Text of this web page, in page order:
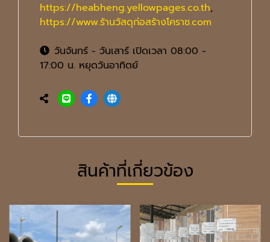
https://heabheng.yellowpages.co.th,
https://www.ร้านวัสดุก่อสร้างโคราช.com
วันจันทร์ - วันเสาร์ เปิดเวลา 08:00 -
17:00 น. หยุดวันอาทิตย์
สินค้าที่เกี่ยวข้อง